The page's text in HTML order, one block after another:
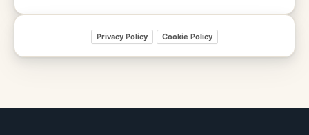
Privacy Policy Cookie Policy